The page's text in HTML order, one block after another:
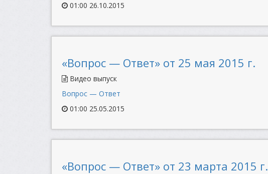
01:00 26.10.2015
«Вопрос — Ответ» от 25 мая 2015 г.
Видео выпуск
Вопрос — Ответ
01:00 25.05.2015
«Вопрос — Ответ» от 23 марта 2015 г.